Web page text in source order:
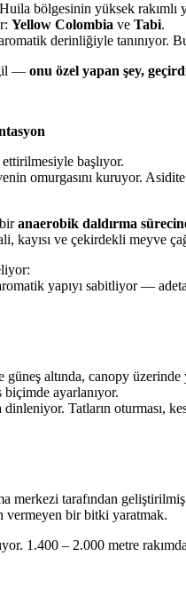
bölgesinin yüksek rakımlı
Yellow Colombia ve Tabi.
derinliğiyle
— onu özel yapan şey,
başlıyor.
omurgasını kuruyor.
anaerobik daldırma
kayısı ve çekirdekli meyve
yapıyı sabitliyor —
güneş altında, canopy
biçimde ayarlanıyor.
Tatların oturması,
merkezi tarafından
vermeyen bir bitki yaratmak.
1.400 – 2.000 metre